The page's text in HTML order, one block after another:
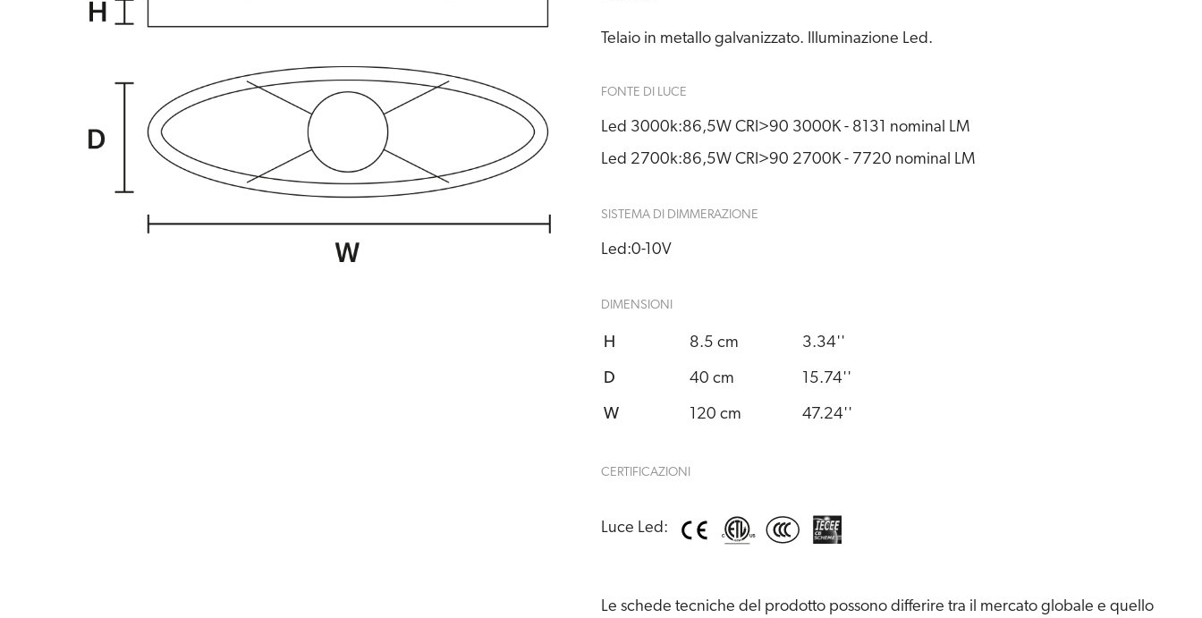
Telaio in metallo galvanizzato. Illuminazione Led.
FONTE DI LUCE
Led 3000k:86,5W CRI>90 3000K - 8131 nominal LM
Led 2700k:86,5W CRI>90 2700K - 7720 nominal LM
SISTEMA DI DIMMERAZIONE
Led:0-10V
DIMENSIONI
H 8.5 cm 3.34''
D 40 cm 15.74''
W 120 cm 47.24''
CERTIFICAZIONI
Luce Led:
Le schede tecniche del prodotto possono differire tra il mercato globale e quello